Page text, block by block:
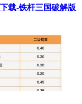
载-铁杆三国破解版